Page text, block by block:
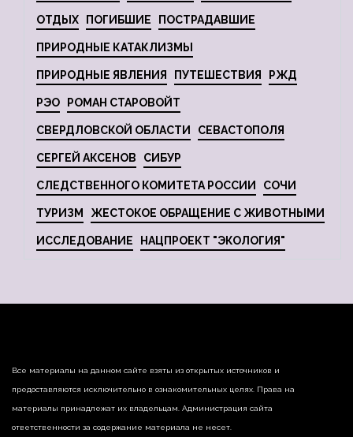
ОТДЫХ ПОГИБШИЕ ПОСТРАДАВШИЕ
ПРИРОДНЫЕ КАТАКЛИЗМЫ
ПРИРОДНЫЕ ЯВЛЕНИЯ ПУТЕШЕСТВИЯ РЖД
РЭО РОМАН СТАРОВОЙТ
СВЕРДЛОВСКОЙ ОБЛАСТИ СЕВАСТОПОЛЯ
СЕРГЕЙ АКСЕНОВ СИБУР
СЛЕДСТВЕННОГО КОМИТЕТА РОССИИ СОЧИ
ТУРИЗМ ЖЕСТОКОЕ ОБРАЩЕНИЕ С ЖИВОТНЫМИ
ИССЛЕДОВАНИЕ НАЦПРОЕКТ "ЭКОЛОГИЯ"
Все материалы на данном сайте взяты из открытых источников и
предоставляются исключительно в ознакомительных целях. Права на
материалы принадлежат их владельцам. Администрация сайта
ответственности за содержание материала не несет.